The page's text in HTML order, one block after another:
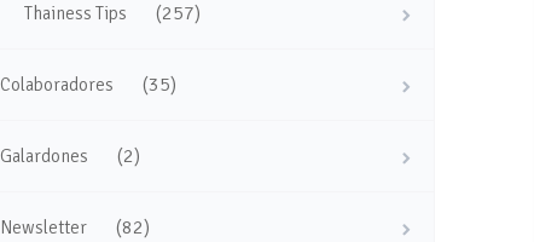
Thainess Tips (257)
Colaboradores (35)
Galardones (2)
Newsletter (82)